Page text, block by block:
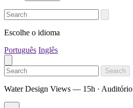
Escolhe o idioma
Português Inglês
Search
Water Design Views — 15h · Auditório